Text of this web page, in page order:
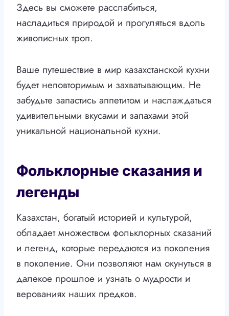
Здесь вы сможете расслабиться,
насладиться природой и прогуляться вдоль
живописных троп.
Ваше путешествие в мир казахстанской кухни
будет неповторимым и захватывающим. Не
забудьте запастись аппетитом и наслаждаться
удивительными вкусами и запахами этой
уникальной национальной кухни.
Фольклорные сказания и
легенды
Казахстан, богатый историей и культурой,
обладает множеством фольклорных сказаний
и легенд, которые передаются из поколения
в поколение. Они позволяют нам окунуться в
далекое прошлое и узнать о мудрости и
верованиях наших предков.